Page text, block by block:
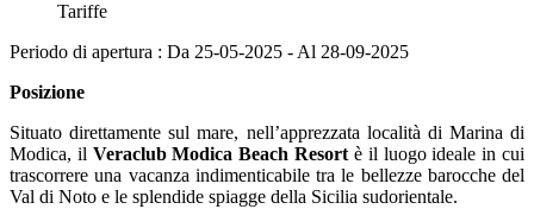
Tariffe
Periodo di apertura : Da 25-05-2025 - Al 28-09-2025
Posizione
Situato direttamente sul mare, nell’apprezzata località di Marina di
Modica, il Veraclub Modica Beach Resort è il luogo ideale in cui
trascorrere una vacanza indimenticabile tra le bellezze barocche del
Val di Noto e le splendide spiagge della Sicilia sudorientale.